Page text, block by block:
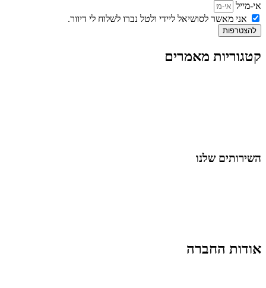
אי-מייל
אני מאשר לסושיאל ליידי ולטל נברו לשלוח לי דיוור.
להצטרפות
קטגוריות מאמרים
השירותים שלנו
אודות החברה